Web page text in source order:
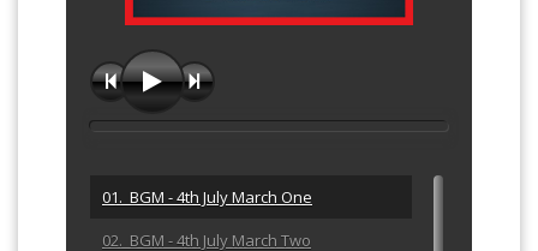
01. BGM - 4th July March One
02. BGM - 4th July March Two